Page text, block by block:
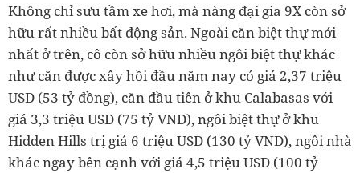
Không chỉ sưu tầm xe hơi, mà nàng đại gia 9X còn sở
hữu rất nhiều bất động sản. Ngoài căn biệt thự mới
nhất ở trên, cô còn sở hữu nhiều ngôi biệt thự khác
như căn được xây hồi đầu năm nay có giá 2,37 triệu
USD (53 tỷ đồng), căn đầu tiên ở khu Calabasas với
giá 3,3 triệu USD (75 tỷ VND), ngôi biệt thự ở khu
Hidden Hills trị giá 6 triệu USD (130 tỷ VND), ngôi nhà
khác ngay bên cạnh với giá 4,5 triệu USD (100 tỷ